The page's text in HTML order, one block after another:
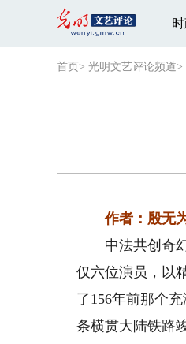
首页 > 光明文艺评论频道>
作者：殷无
中法共创奇幻
仅六位演员，以
了156年前那个
条横贯大陆铁路